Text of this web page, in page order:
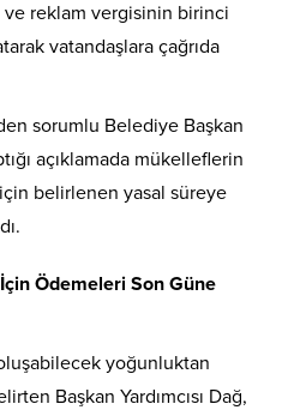
reklam vergisinin birinci
vatandaşlara çağrıda
sorumlu Belediye Başkan
açıklamada mükelleflerin
belirlenen yasal süreye
Ödemeleri Son Güne
yoğunluktan
Başkan Yardımcısı Dağ,